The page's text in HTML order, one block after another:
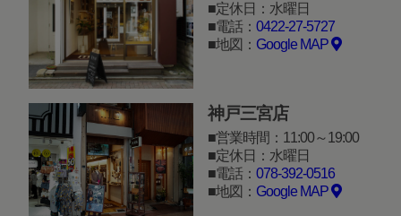
定休日：水曜日
電話： 0422-27-5727
地図： Google MAP
神戸三宮店
営業時間：11:00～19:00
定休日：水曜日
電話： 078-392-0516
地図： Google MAP